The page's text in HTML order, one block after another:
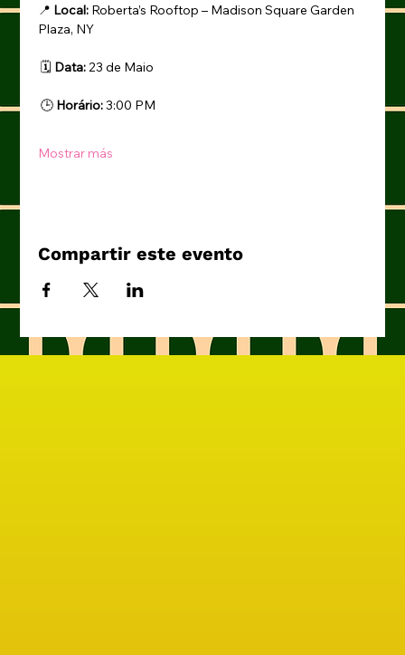
📍 Local: Roberta’s Rooftop – Madison Square Garden
Plaza, NY
🗓 Data: 23 de Maio
🕒 Horário: 3:00 PM
Mostrar más
Compartir este evento